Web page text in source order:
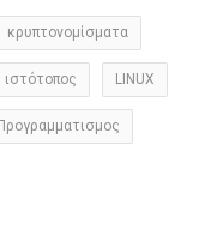
κρυπτονομίσματα
ιστότοπος LINUX